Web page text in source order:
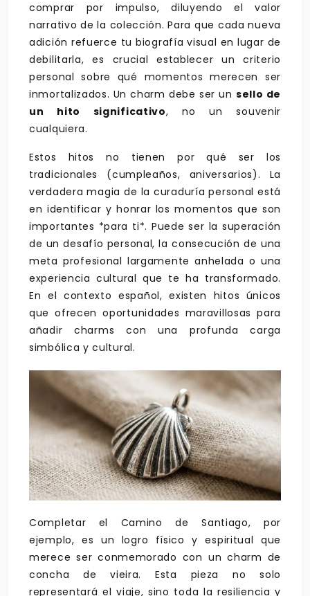
comprar por impulso, diluyendo el valor
narrativo de la colección. Para que cada nueva
adición refuerce tu biografía visual en lugar de
debilitarla, es crucial establecer un criterio
personal sobre qué momentos merecen ser
inmortalizados. Un charm debe ser un sello de
un hito significativo, no un souvenir
cualquiera.
Estos hitos no tienen por qué ser los
tradicionales (cumpleaños, aniversarios). La
verdadera magia de la curaduría personal está
en identificar y honrar los momentos que son
importantes *para ti*. Puede ser la superación
de un desafío personal, la consecución de una
meta profesional largamente anhelada o una
experiencia cultural que te ha transformado.
En el contexto español, existen hitos únicos
que ofrecen oportunidades maravillosas para
añadir charms con una profunda carga
simbólica y cultural.
Completar el Camino de Santiago, por
ejemplo, es un logro físico y espiritual que
merece ser conmemorado con un charm de
concha de vieira. Esta pieza no solo
representará el viaje, sino toda la resiliencia y